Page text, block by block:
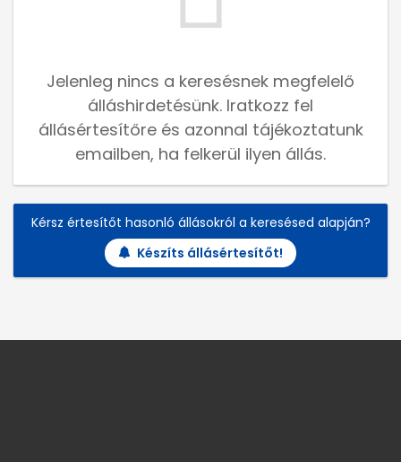
Jelenleg nincs a keresésnek megfelelő
álláshirdetésünk. Iratkozz fel
állásértesítőre és azonnal tájékoztatunk
emailben, ha felkerül ilyen állás.
Kérsz értesítőt hasonló állásokról a keresésed alapján?
Készíts állásértesítőt!